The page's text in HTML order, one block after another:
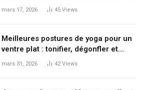
le mouvement
mars 17, 2026 45 Views
Meilleures postures de yoga pour un
ventre plat : tonifier, dégonfler et
renforcer en douceur
mars 31, 2026 42 Views